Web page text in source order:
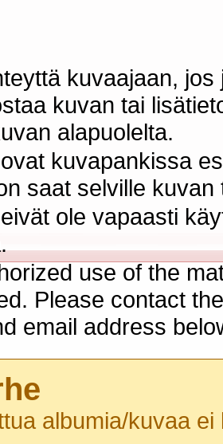
kuvaajaan,
kuvan tai
alapuolelta.
kuvapankissa
saat selville
ole vapaasti
use of the
Please contact
email address
albumia/kuvaa ei